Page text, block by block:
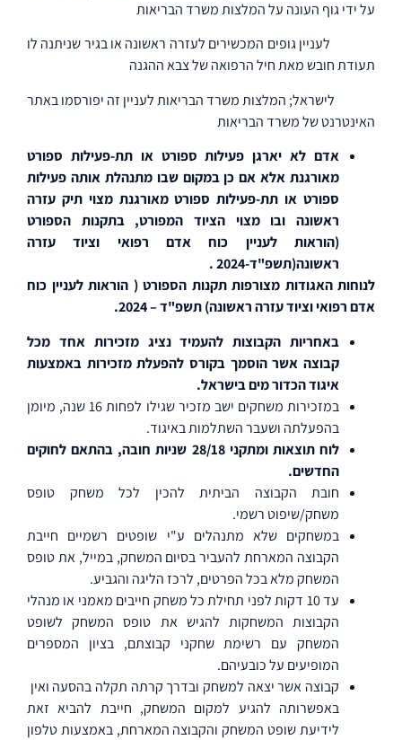
על ידי גוף העונה על המלצות משרד הבריאות
לעניין גופים המכשירים לעזרה ראשונה או בגיר שניתנה לו
תעודת חובש מאת חיל הרפואה של צבא ההגנה
לישראל; המלצות משרד הבריאות לעניין זה יפורסמו באתר
האינטרנט של משרד הבריאות
אדם לא יארגן פעילות ספורט או תת-פעילות ספורט
מאורגנת אלא אם כן במקום שבו מתנהלת אותה פעילות
ספורט או תת-פעילות ספורט מאורגנת מצוי תיק עזרה
ראשונה ובו מצוי הציוד המפורט, בתקנות הספורט
(הוראות לעניין כוח אדם רפואי וציוד עזרה
ראשונה(תשפ"ד-2024 .
לנוחות האגודות מצורפות תקנות הספורט ( הוראות לעניין כוח
אדם רפואי וציוד עזרה ראשונה) תשפ"ד – 2024.
באחריות הקבוצות להעמיד נציג מזכירות אחד מכל
קבוצה אשר הוסמך בקורס להפעלת מזכירות באמצעות
איגוד הכדור מים בישראל.
במזכירות משחקים ישב מזכיר שגילו לפחות 16 שנה, מיומן
בהפעלתה ושעבר השתלמות באיגוד.
לוח תוצאות ומתקני 28/18 שניות חובה, בהתאם לחוקים
החדשים.
חובת הקבוצה הביתית להכין לכל משחק טופס
משחק/שיפוט רשמי.
במשחקים שלא מתנהלים ע"י שופטים רשמיים חייבת
הקבוצה המארחת להעביר בסיום המשחק, במייל, את טופס
המשחק מלא בכל הפרטים, לרכז הליגה והגביע.
עד 10 דקות לפני תחילת כל משחק חייבים מאמני או מנהלי
הקבוצות המשחקות להגיש את טופס המשחק לשופט
המשחק עם רשימת שחקני קבוצתם, בציון המספרים
המופיעים על כובעיהם.
קבוצה אשר יצאה למשחק ובדרך קרתה תקלה בהסעה ואין
באפשרותה להגיע למקום המשחק, חייבת להביא זאת
לידיעת שופט המשחק והקבוצה המארחת, באמצעות טלפון